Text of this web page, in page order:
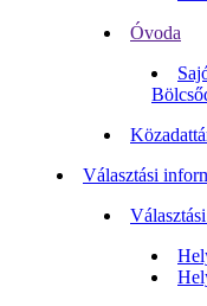
Óvoda
Választási